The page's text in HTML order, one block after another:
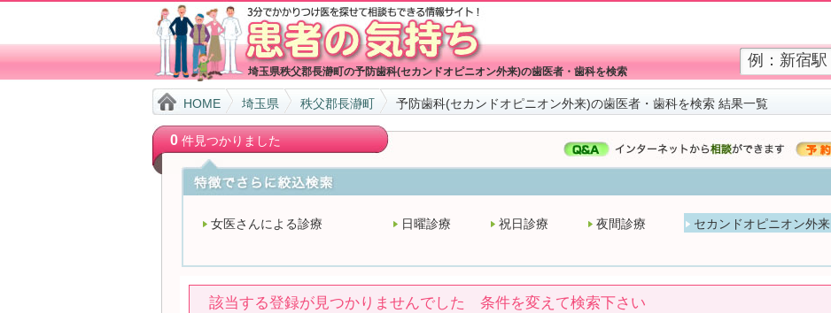
埼玉県秩父郡長瀞町の予防歯科(セカンドオピニオン外来)の歯医者・歯科を検索
HOME 埼玉県 秩父郡長瀞町 予防歯科(セカンドオピニオン外来)の歯医者・歯科を検索 結果一覧
0件見つかりました
女医さんによる診療 日曜診療 祝日診療 夜間診療 セカンドオピニオン外来
該当する登録が見つかりませんでした 条件を変えて検索下さい